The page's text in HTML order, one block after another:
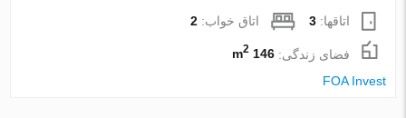
اتاقها:3 اتاق خواب:2
فضای زندگی:146 m
2
FOA Invest